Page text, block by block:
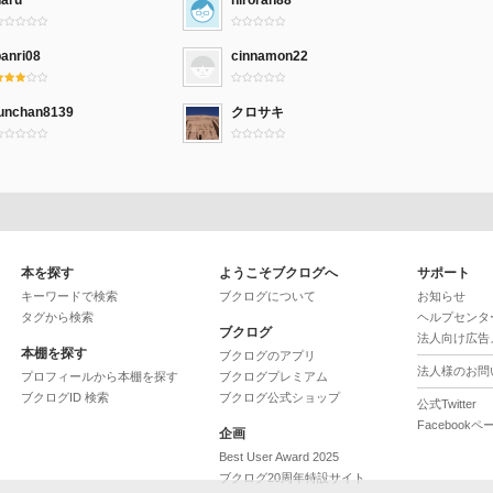
cinnamon22
クロサキ
本を探す
キーワードで検索
タグから検索
本棚を探す
プロフィールから本棚を探す
ブクログID 検索
ようこそブクログへ
ブクログについて
ブクログ
ブクログのアプリ
ブクログプレミアム
ブクログ公式ショップ
企画
Best User Award 2025
ブクログ20周年特設サイト
サポート
お知らせ
ヘルプセンタ
法人向け広告
法人様のお
公式Twitter
Facebookペ